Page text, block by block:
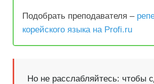
Подобрать преподавателя –
корейского языка на Profi.ru
Но не расслабляйтесь: чтобы